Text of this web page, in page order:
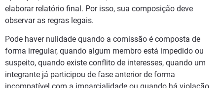
elaborar relatório final. Por isso, sua composição deve
observar as regras legais.
Pode haver nulidade quando a comissão é composta de
forma irregular, quando algum membro está impedido ou
suspeito, quando existe conflito de interesses, quando um
integrante já participou de fase anterior de forma